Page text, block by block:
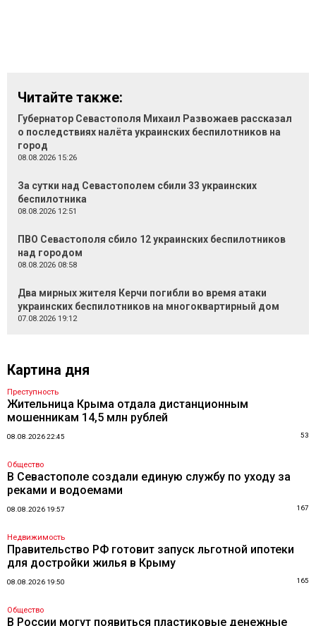
Читайте также:
Губернатор Севастополя Михаил Развожаев рассказал
о последствиях налёта украинских беспилотников на
город
08.08.2026 15:26
За сутки над Севастополем сбили 33 украинских
беспилотника
08.08.2026 12:51
ПВО Севастополя сбило 12 украинских беспилотников
над городом
08.08.2026 08:58
Два мирных жителя Керчи погибли во время атаки
украинских беспилотников на многоквартирный дом
07.08.2026 19:12
Картина дня
Преступность
Жительница Крыма отдала дистанционным
мошенникам 14,5 млн рублей
08.08.2026 22:45 53
Общество
В Севастополе создали единую службу по уходу за
реками и водоемами
08.08.2026 19:57 167
Недвижимость
Правительство РФ готовит запуск льготной ипотеки
для достройки жилья в Крыму
08.08.2026 19:50 165
Общество
В России могут появиться пластиковые денежные